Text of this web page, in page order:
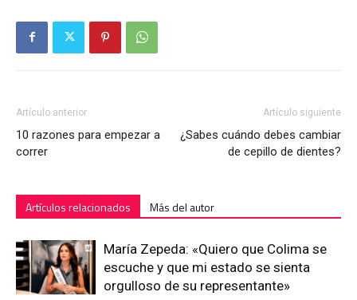
Artículo anterior
10 razones para empezar a
correr
Artículo siguiente
¿Sabes cuándo debes cambiar
de cepillo de dientes?
Artículos relacionados Más del autor
María Zepeda: «Quiero que Colima se
escuche y que mi estado se sienta
orgulloso de su representante»